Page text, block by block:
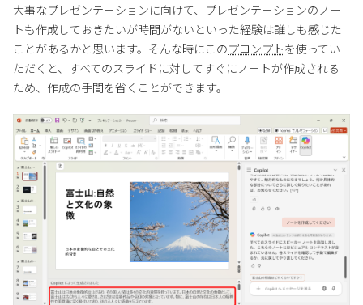
大事なプレゼンテーションに向けて、プレゼンテーションのノー
トも作成しておきたいが時間がないといった経験は誰しも感じた
ことがあるかと思います。そんな時にこのプロンプトを使ってい
ただくと、すべてのスライドに対してすぐにノートが作成される
ため、作成の手間を省くことができます。